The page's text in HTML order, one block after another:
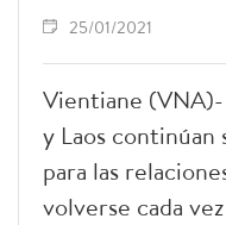
25/01/2021
Vientiane
y Laos
para las
volverse cada